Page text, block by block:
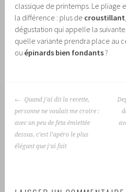
classique de printemps. Le pliage
la différence : plus de croustillant
dégustation qui appelle la
quelle variante prendra place au
ouépinards bien fondants?
NAVIGATION
DES
ARTICLES
Quand j’ai dit la recette,
personne ne voulait me croire :
avec un peu de feta émiettée
dessus, c’est l’apéro le plus
élégant que j’ai fait